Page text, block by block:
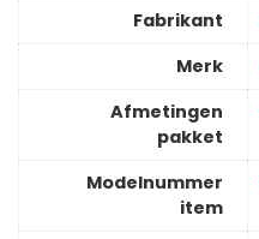
Fabrikant
Merk
Afmetingen
pakket
Modelnummer
item